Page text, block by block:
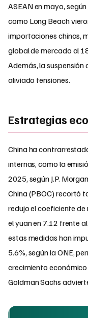
ASEAN en mayo,
como Long Beach
importaciones chinas,
global de mercado al
Además, la suspensión
aliviado tensiones.
Estrategias
China ha
internas, como la
2025, según J.P.
China (PBOC) recortó
redujo el coeficiente
el yuan en 7.12 frente
estas medidas han
5.6%, según la ONE,
crecimiento económico
Goldman Sachs